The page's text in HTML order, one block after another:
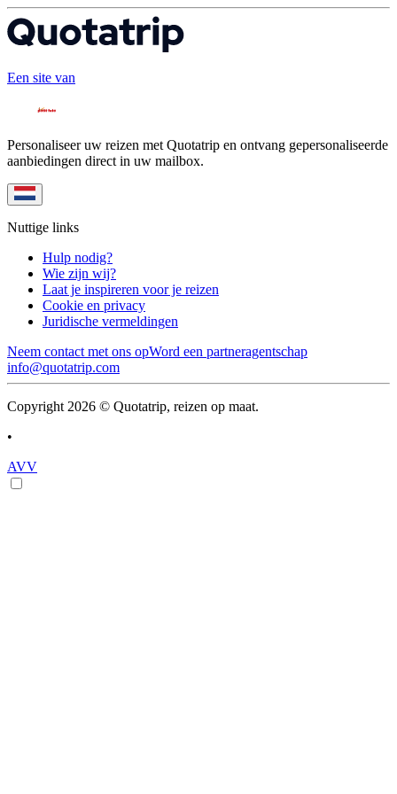
Een site van
Personaliseer uw reizen met Quotatrip en ontvang gepersonaliseerde
aanbiedingen direct in uw mailbox.
Nuttige links
Hulp nodig?
Wie zijn wij?
Laat je inspireren voor je reizen
Cookie en privacy
Juridische vermeldingen
Neem contact met ons opWord een partneragentschap
info@quotatrip.com
Copyright 2026 © Quotatrip, reizen op maat.
•
AVV